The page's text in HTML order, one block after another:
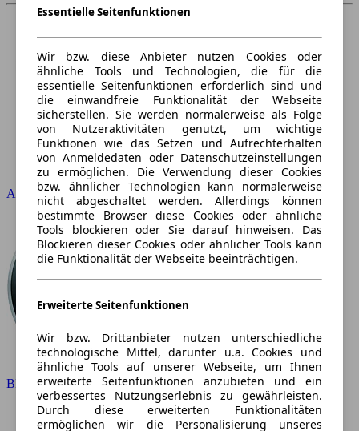
Audi
BMW
Essentielle Seitenfunktionen
Wir bzw. diese Anbieter nutzen Cookies oder
ähnliche Tools und Technologien, die für die
essentielle Seitenfunktionen erforderlich sind und
die einwandfreie Funktionalität der Webseite
sicherstellen. Sie werden normalerweise als Folge
von Nutzeraktivitäten genutzt, um wichtige
Funktionen wie das Setzen und Aufrechterhalten
von Anmeldedaten oder Datenschutzeinstellungen
zu ermöglichen. Die Verwendung dieser Cookies
bzw. ähnlicher Technologien kann normalerweise
nicht abgeschaltet werden. Allerdings können
bestimmte Browser diese Cookies oder ähnliche
Tools blockieren oder Sie darauf hinweisen. Das
Blockieren dieser Cookies oder ähnlicher Tools kann
die Funktionalität der Webseite beeinträchtigen.
Erweiterte Seitenfunktionen
Wir bzw. Drittanbieter nutzen unterschiedliche
technologische Mittel, darunter u.a. Cookies und
ähnliche Tools auf unserer Webseite, um Ihnen
erweiterte Seitenfunktionen anzubieten und ein
verbessertes Nutzungserlebnis zu gewährleisten.
Durch diese erweiterten Funktionalitäten
ermöglichen wir die Personalisierung unseres